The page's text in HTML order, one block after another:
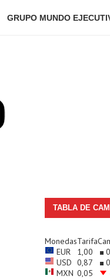
GRUPO MUNDO
TABLA DE
MonedasTarifa
EUR
1,00
USD 0,87
MXN 0,05